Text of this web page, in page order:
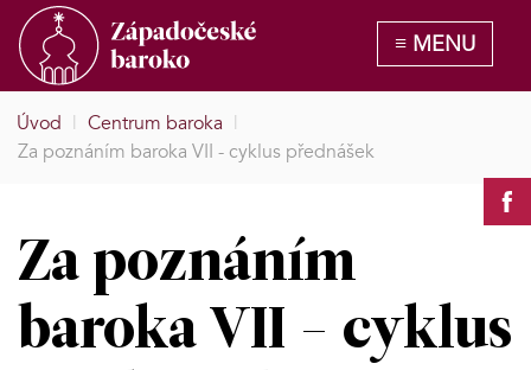
Úvod | Centrum baroka |
Za poznáním baroka VII - cyklus přednášek
Za poznáním
baroka VII - cyklus